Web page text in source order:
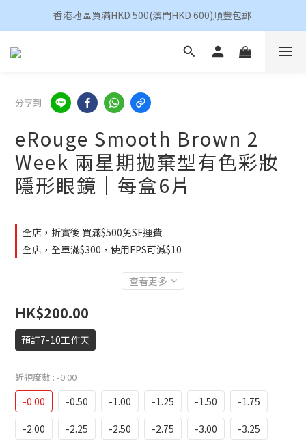
香港地區買滿HKD 500(澳門HKD 600)順豐包郵
香港地區買滿HKD 500(澳門HKD 600)順豐包郵
昆凌 Quinlivan 日拋 任選 $360/4盒
分享到
eRouge Smooth Brown 2
Week 兩星期拋棄型有色彩妝
隱形眼鏡｜每盒6片
全店，折實後 買滿$500免SF運費
全店，全單滿$300，使用FPS可減$10
查看更多
HK$200.00
預訂7-10工作天
近視度數 : -0.00
-0.00 -0.50 -1.00 -1.25 -1.50
-1.75
-2.00
-2.25 -2.50 -2.75 -3.00
-3.25